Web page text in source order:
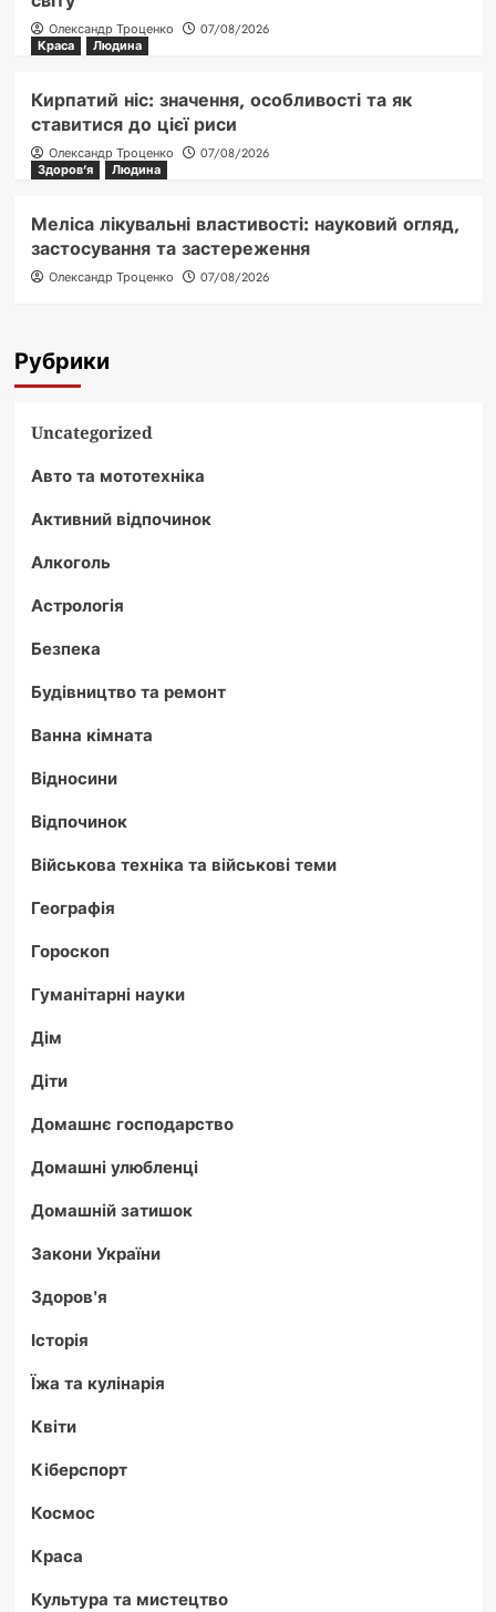
Олександр Троценко
07/08/2026
Краса
Людина
Кирпатий ніс: значення, особливості та як
ставитися до цієї риси
Олександр Троценко
07/08/2026
Здоров'я
Людина
Меліса лікувальні властивості: науковий огляд,
застосування та застереження
Олександр Троценко 07/08/2026
Рубрики
Uncategorized
Авто та мототехніка
Активний відпочинок
Алкоголь
Астрологія
Безпека
Будівництво та ремонт
Ванна кімната
Відносини
Відпочинок
Військова техніка та військові теми
Географія
Гороскоп
Гуманітарні науки
Дім
Діти
Домашнє господарство
Домашні улюбленці
Домашній затишок
Закони України
Здоров'я
Історія
Їжа та кулінарія
Квіти
Кіберспорт
Космос
Краса
Культура та мистецтво